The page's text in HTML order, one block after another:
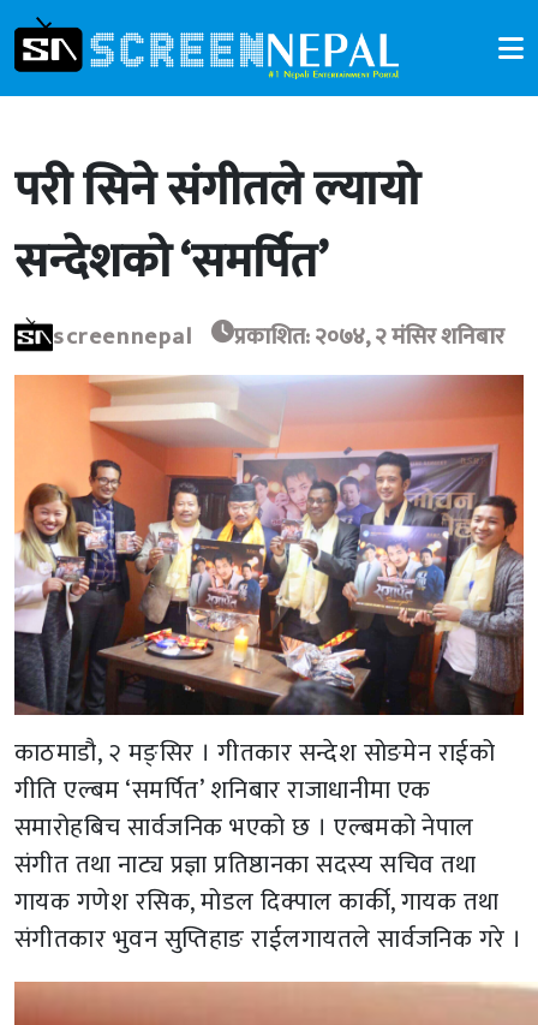
परी सिने संगीतले ल्यायो
सन्देशको ‘समर्पित’
screennepal प्रकाशित: २०७४, २ मंसिर शनिबार
काठमाडौ, २ मङ्सिर । गीतकार सन्देश सोङमेन राईको
गीति एल्बम ‘समर्पित’ शनिबार राजाधानीमा एक
समारोहबिच सार्वजनिक भएको छ । एल्बमको नेपाल
संगीत तथा नाट्य प्रज्ञा प्रतिष्ठानका सदस्य सचिव तथा
गायक गणेश रसिक, मोडल दिक्पाल कार्की, गायक तथा
संगीतकार भुवन सुप्तिहाङ राईलगायतले सार्वजनिक गरे ।